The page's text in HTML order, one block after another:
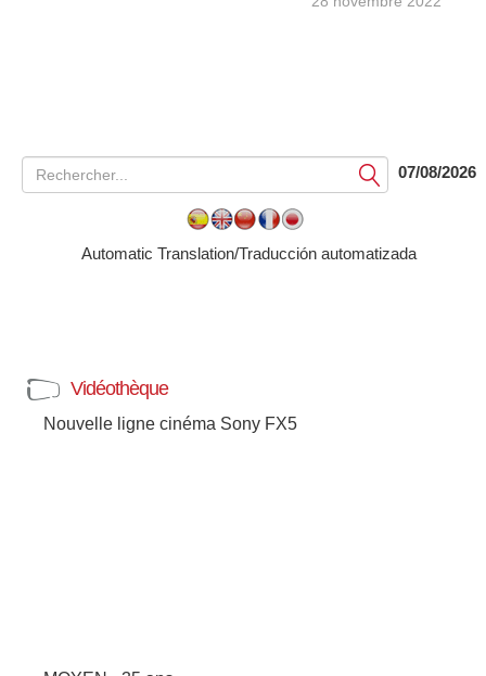
Soumettre07/08/2026
Automatic Translation/Traducción automatizada
Vidéothèque
Nouvelle ligne cinéma Sony FX5